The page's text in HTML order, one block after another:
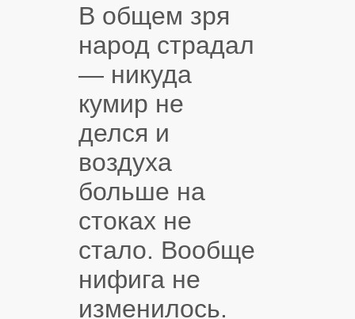
В общем зря
народ страдал
— никуда
кумир не
делся и
воздуха
больше на
стоках не
стало. Вообще
нифига не
изменилось.